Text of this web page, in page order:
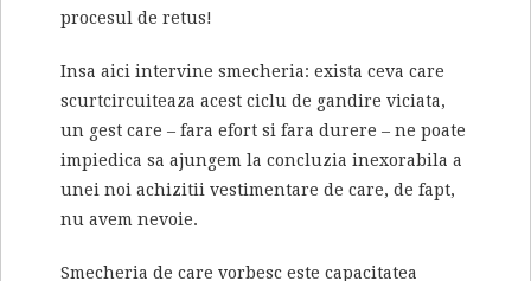
procesul de retus!
Insa aici intervine smecheria: exista ceva care
scurtcircuiteaza acest ciclu de gandire viciata,
un gest care – fara efort si fara durere – ne poate
impiedica sa ajungem la concluzia inexorabila a
unei noi achizitii vestimentare de care, de fapt,
nu avem nevoie.
Smecheria de care vorbesc este capacitatea